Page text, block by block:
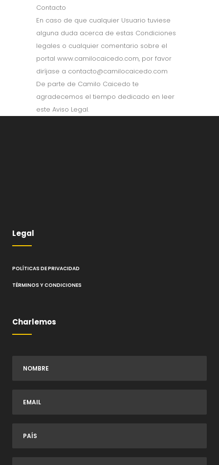
Contacto
En caso de que cualquier Usuario tuviese
alguna duda acerca de estas Condiciones
legales o cualquier comentario sobre el
portal www.camilocaicedo.com, por favor
diríjase a contacto@camilocaicedo.com
De parte de Camilo Caicedo te
agradecemos el tiempo dedicado en leer
este Aviso Legal.
Legal
POLÍTICAS DE PRIVACIDAD
TÉRMINOS Y CONDICIONES
Charlemos